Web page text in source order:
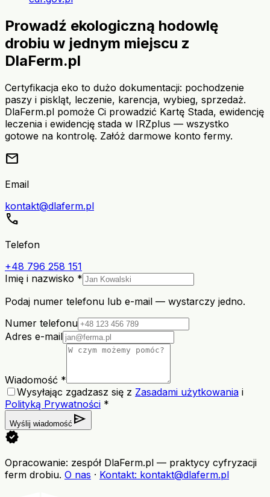
Prowadź ekologiczną hodowlę
drobiu w jednym miejscu z
DlaFerm.pl
Certyfikacja eko to dużo dokumentacji: pochodzenie
paszy i piskląt, leczenie, karencja, wybieg, sprzedaż.
DlaFerm.pl pomoże Ci prowadzić Kartę Stada, ewidencję
leczenia i ewidencję stada w IRZplus — wszystko
gotowe na kontrolę. Załóż darmowe konto fermy.
mail
Email
kontakt@dlaferm.pl
call
Telefon
+48 796 258 151
Imię i nazwisko *
Podaj numer telefonu lub e-mail — wystarczy jedno.
Numer telefonu
Adres e-mail
Wiadomość *
Wysyłając zgadzasz się z Zasadami użytkowania i
Polityką Prywatności *
Wyślij wiadomość send
verified
Opracowanie: zespół DlaFerm.pl — praktycy cyfryzacji
ferm drobiu. O nas · Kontakt: kontakt@dlaferm.pl